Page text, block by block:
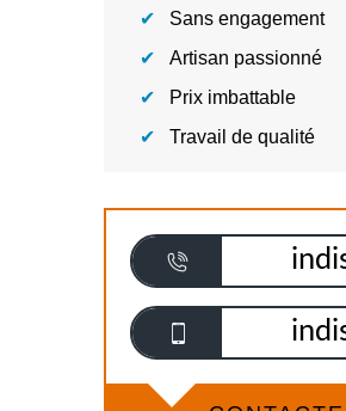
Sans engagement
Artisan passionné
Prix imbattable
Travail de qualité